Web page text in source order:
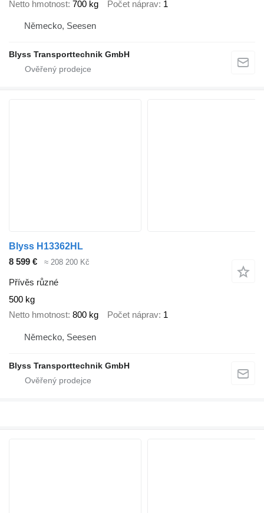
Netto hmotnost 700 kg Počet náprav 1
Německo, Seesen
Blyss Transporttechnik GmbH
Blyss H13362HL
8 599 €
≈ 208 200 Kč
Přívěs různé
500 kg
Netto hmotnost 800 kg Počet náprav 1
Německo, Seesen
Blyss Transporttechnik GmbH